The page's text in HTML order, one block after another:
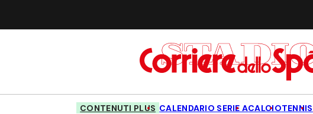
CONTENUTI PLUS CALENDARIO SERIE ACALCIOTENNIS